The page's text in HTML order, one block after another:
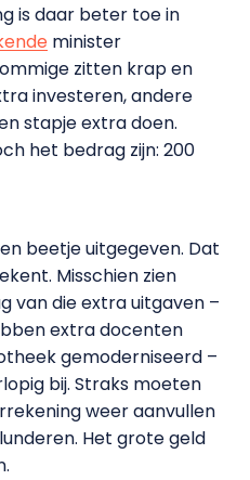
is daar beter toe in
minister
zitten krap en
investeren, andere
stapje extra doen.
het bedrag zijn: 200
beetje uitgegeven. Dat
Misschien zien
van die extra uitgaven –
extra docenten
gemoderniseerd –
bij. Straks moeten
weer aanvullen
Het grote geld